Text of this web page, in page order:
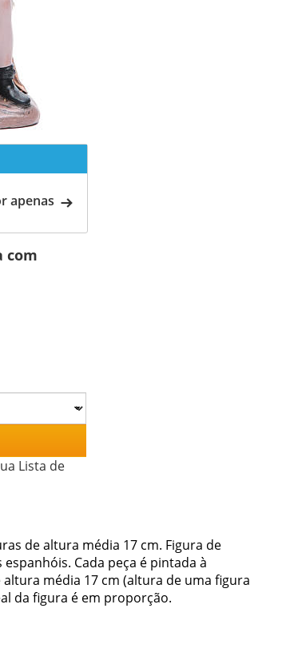
apenas
com
Lista de
de altura média 17 cm. Figura de
Cada peça é pintada à
média 17 cm (altura de uma figura
da figura é em proporção.